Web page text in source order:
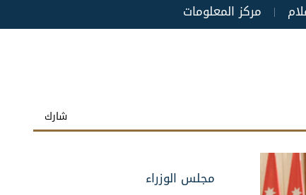
| مركز المعلومات
شارك
مجلس الوزراء